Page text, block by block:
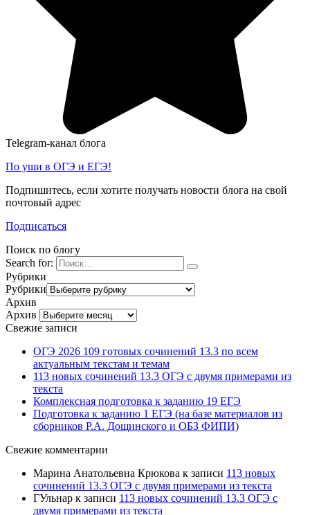
Telegram-канал блога
По уши в ОГЭ и ЕГЭ!
Подпишитесь, если хотите получать новости блога на свой
почтовый адрес
Подписаться
Поиск по блогу
Search for:
Рубрики
Рубрики
Архив
Архив
Свежие записи
ОГЭ 2026 109 готовых сочинений 13.3 по всем
актуальным текстам и темам
113 новых сочинений 13.3 ОГЭ с двумя примерами из
текста
Комплексная подготовка к заданию 19 ЕГЭ
Подготовка к заданию 1 ЕГЭ (на базе материалов из
сборников Р.А. Дощинского и ОБЗ ФИПИ)
Свежие комментарии
Марина Анатольевна Крюкова к записи 113 новых
сочинений 13.3 ОГЭ с двумя примерами из текста
ГУльнар к записи 113 новых сочинений 13.3 ОГЭ с
двумя примерами из текста